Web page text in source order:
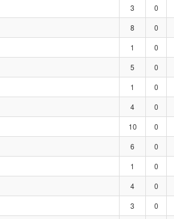
3 0
8 0
1 0
5 0
1 0
4 0
10 0
6 0
1 0
4 0
3 0